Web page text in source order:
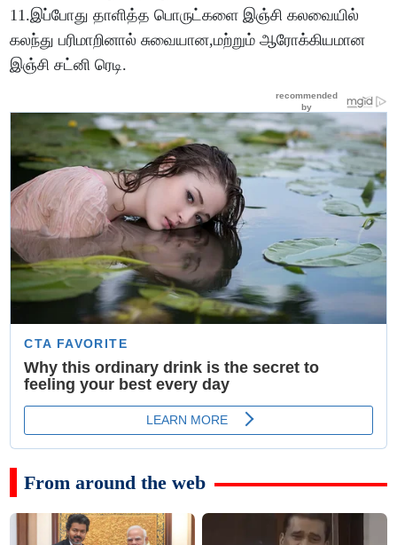
11.இப்போது தாளித்த பொருட்களை இஞ்சி கலவையில்
கலந்து பரிமாறினால் சுவையான,மற்றும் ஆரோக்கியமான
இஞ்சி சட்னி ரெடி.
From around the web